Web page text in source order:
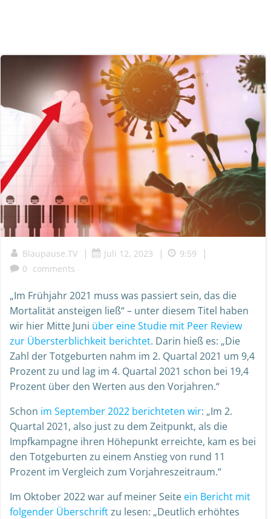
Blaupause.TV | Juli 12, 2023 | 9:59 |
0 comments
„Im Frühjahr 2021 muss was passiert sein, das die
Mortalität ansteigen ließ“ – unter diesem Titel haben
wir hier Mitte Juni über eine Studie mit Peer Review
zur Übersterblichkeit berichtet. Darin hieß es: „Die
Zahl der Totgeburten nahm im 2. Quartal 2021 um 9,4
Prozent zu und lag im 4. Quartal 2021 schon bei 19,4
Prozent über den Werten aus den Vorjahren.“
Schon im September 2022 berichteten wir: „Im 2.
Quartal 2021, also just zu dem Zeitpunkt, als die
Impfkampagne ihren Höhepunkt erreichte, kam es bei
den Totgeburten zu einem Anstieg von rund 11
Prozent im Vergleich zum Vorjahreszeitraum.“
Im Oktober 2022 war auf meiner Seite ein Bericht mit
folgender Überschriftzu lesen: „Deutlich erhöhtes